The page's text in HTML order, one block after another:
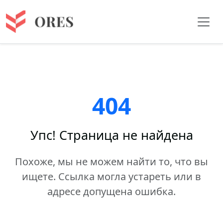
404
Упс! Страница не найдена
Похоже, мы не можем найти то, что вы
ищете. Ссылка могла устареть или в
адресе допущена ошибка.